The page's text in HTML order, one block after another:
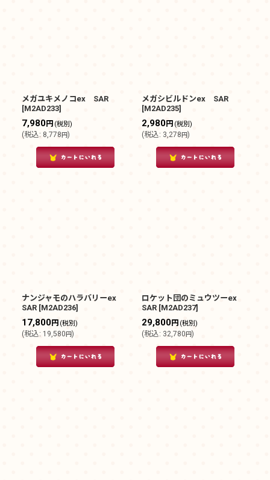
メガユキメノコex SAR
[M2AD233]
7,980円 (税別)
(税込: 8,778円)
メガシビルドンex SAR
[M2AD235]
2,980円 (税別)
(税込: 3,278円)
ナンジャモのハラバリーex
SAR [M2AD236]
17,800円 (税別)
(税込: 19,580円)
ロケット団のミュウツーex
SAR [M2AD237]
29,800円 (税別)
(税込: 32,780円)